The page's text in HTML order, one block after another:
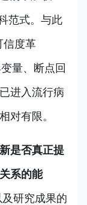
范式。与此
信度革
量、断点回
进入流行病
对有限。
是否真正提
系的能
研究成果的